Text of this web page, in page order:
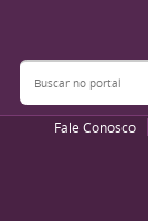
Buscar no portal
Fale Conosco